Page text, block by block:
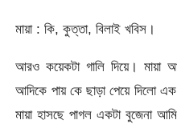
মায়া : কি, কুত্তা, বিলাই খবিস।
আরও কয়েকটা গালি দিয়ে।
আদিকে পায় কে ছাড়া পেয়ে দিলো
মায়া হাসছে পাগল একটা বুজেনা